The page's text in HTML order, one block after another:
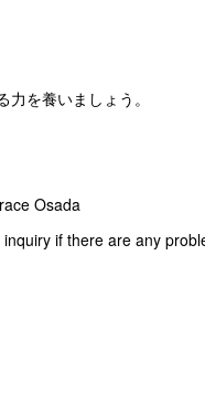
力を養いましょう。
Osada
if there are any